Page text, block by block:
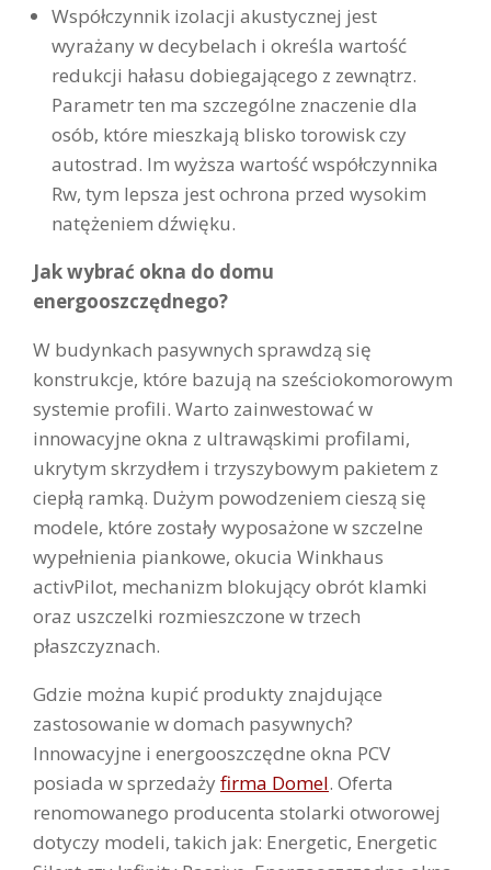
Współczynnik izolacji akustycznej jest
wyrażany w decybelach i określa wartość
redukcji hałasu dobiegającego z zewnątrz.
Parametr ten ma szczególne znaczenie dla
osób, które mieszkają blisko torowisk czy
autostrad. Im wyższa wartość współczynnika
Rw, tym lepsza jest ochrona przed wysokim
natężeniem dźwięku.
Jak wybrać okna do domu
energooszczędnego?
W budynkach pasywnych sprawdzą się
konstrukcje, które bazują na sześciokomorowym
systemie profili. Warto zainwestować w
innowacyjne okna z ultrawąskimi profilami,
ukrytym skrzydłem i trzyszybowym pakietem z
ciepłą ramką. Dużym powodzeniem cieszą się
modele, które zostały wyposażone w szczelne
wypełnienia piankowe, okucia Winkhaus
activPilot, mechanizm blokujący obrót klamki
oraz uszczelki rozmieszczone w trzech
płaszczyznach.
Gdzie można kupić produkty znajdujące
zastosowanie w domach pasywnych?
Innowacyjne i energooszczędne okna PCV
posiada w sprzedażyfirma Domel. Oferta
renomowanego producenta stolarki otworowej
dotyczy modeli, takich jak: Energetic, Energetic